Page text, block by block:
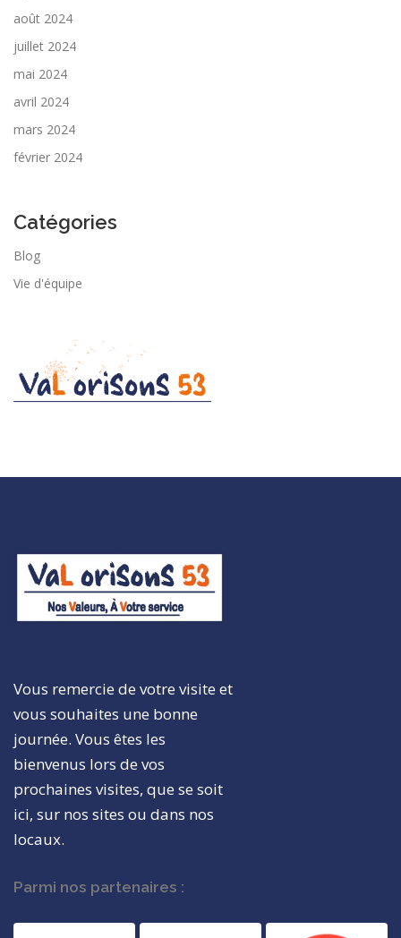
août 2024
juillet 2024
mai 2024
avril 2024
mars 2024
février 2024
Catégories
Blog
Vie d'équipe
Vous remercie de votre visite et
vous souhaites une bonne
journée. Vous êtes les
bienvenus lors de vos
prochaines visites, que se soit
ici, sur nos sites ou dans nos
locaux.
Parmi nos partenaires :